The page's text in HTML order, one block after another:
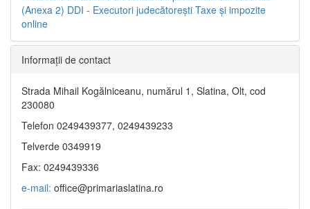
(Anexa 2) DDI - Executori judecătorești Taxe şi impozite
online
Informaţii de contact
Strada Mihail Kogălniceanu, numărul 1, Slatina, Olt, cod
230080
Telefon 0249439377, 0249439233
Telverde 0349919
Fax: 0249439336
e-mail: office@primariaslatina.ro